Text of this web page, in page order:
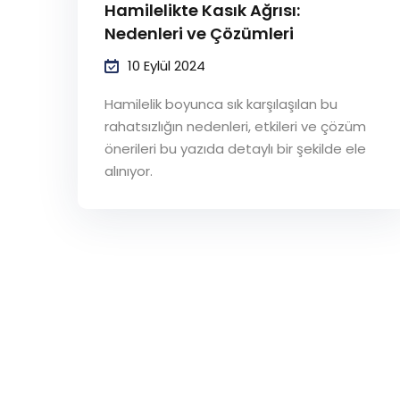
Hamilelikte Kasık Ağrısı:
Nedenleri ve Çözümleri
10 Eylül 2024
Hamilelik boyunca sık karşılaşılan bu
rahatsızlığın nedenleri, etkileri ve çözüm
önerileri bu yazıda detaylı bir şekilde ele
alınıyor.